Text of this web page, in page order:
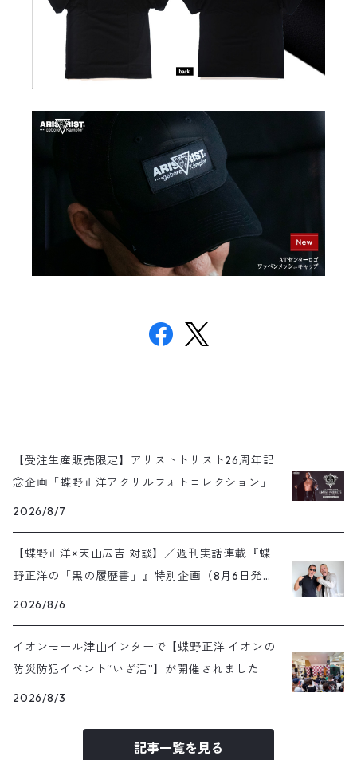
【受注生産販売限定】アリストトリスト26周年記
念企画「蝶野正洋アクリルフォトコレクション」
2026/8/7
【蝶野正洋×天山広吉 対談】／週刊実話連載『蝶
野正洋の「黒の履歴書」』特別企画（8月6日発売
号）
2026/8/6
イオンモール津山インターで【蝶野正洋 イオンの
防災防犯イベント“いざ活”】が開催されました
2026/8/3
記事一覧を見る